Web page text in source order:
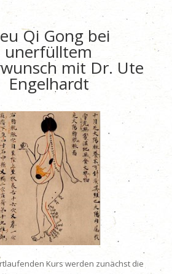
Qi Gong bei
unerfülltem
mit Dr. Ute
Engelhardt
Kurs werden zunächst die